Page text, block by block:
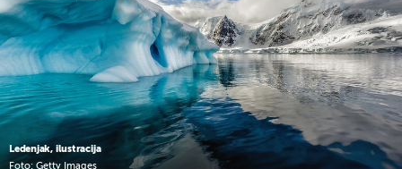
Ledenjak, ilustracija
Foto: Getty Images